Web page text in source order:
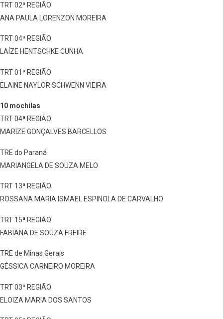
TRT 02ª REGIÃO
ANA PAULA LORENZON MOREIRA
TRT 04ª REGIÃO
LAÍZE HENTSCHKE CUNHA
TRT 01ª REGIÃO
ELAINE NAYLOR SCHWENN VIEIRA
10 mochilas
TRT 04ª REGIÃO
MARIZE GONÇALVES BARCELLOS
TRE do Paraná
MARIANGELA DE SOUZA MELO
TRT 13ª REGIÃO
ROSSANA MARIA ISMAEL ESPINOLA DE CARVALHO
TRT 15ª REGIÃO
FABIANA DE SOUZA FREIRE
TRE de Minas Gerais
GÉSSICA CARNEIRO MOREIRA
TRT 03ª REGIÃO
ELOIZA MARIA DOS SANTOS